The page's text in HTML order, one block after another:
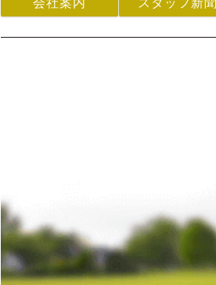
会社案内 スタッフ新聞